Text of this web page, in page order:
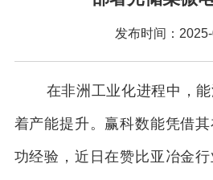
发布时间：
在非洲工业化进程中，
着产能提升。赢科数能凭借
功经验，近日在赞比亚冶金